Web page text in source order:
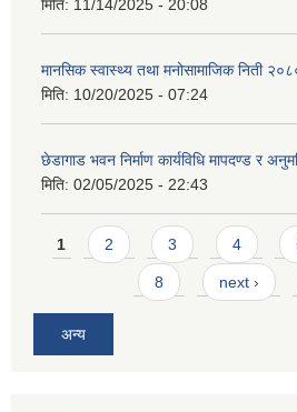
मिति: 11/14/2025 - 20:08
मानसिक स्वास्थ्य तथा मनोसामाजिक निती
मिति: 10/20/2025 - 07:24
छेडागाड भवन निर्माण कार्यविधि मापदण्ड र
मिति: 02/05/2025 - 22:43
Pages
1 2 3 4
8 next ›
अन्य